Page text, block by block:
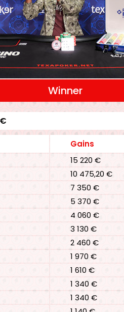
Winner
Gains
15 220 €
10 475,20 €
7 350 €
5 370 €
4 060 €
3 130 €
2 460 €
1 970 €
1 610 €
1 340 €
1 340 €